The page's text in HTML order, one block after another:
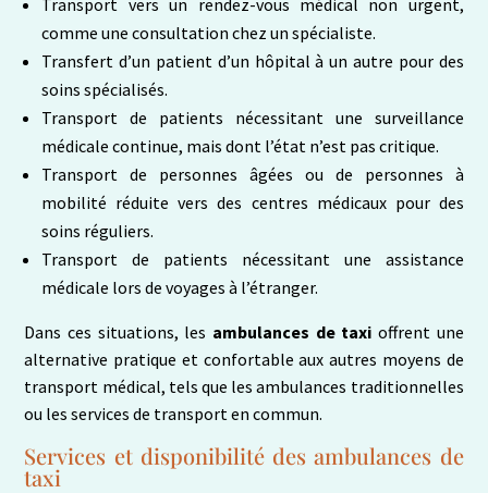
comme une consultation chez un spécialiste.
Transfert d’un patient d’un hôpital à un autre pour des
soins spécialisés.
Transport de patients nécessitant une surveillance
médicale continue, mais dont l’état n’est pas critique.
Transport de personnes âgées ou de personnes à
mobilité réduite vers des centres médicaux pour des
soins réguliers.
Transport de patients nécessitant une assistance
médicale lors de voyages à l’étranger.
Dans ces situations, les ambulances de taxi offrent une
alternative pratique et confortable aux autres moyens de
transport médical, tels que les ambulances traditionnelles
ou les services de transport en commun.
Services et disponibilité des ambulances de
taxi